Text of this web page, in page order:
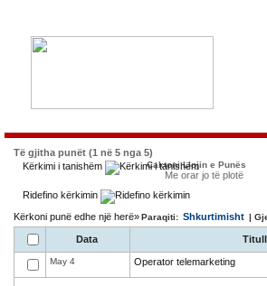
Të gjitha punët (1 në 5 nga 5)
Kërkimi i tanishëm
Caktoni Llojin e Punës
Me orar jo të plotë
Ridefino kërkimin
Kërkoni punë edhe një herë»Paraqiti: Shkurtimisht |
Data
May 4 Operator telemarketing